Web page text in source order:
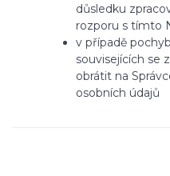
důsledku
rozporu s tímto
v případě
souvisejících se
obrátit na
osobních údajů